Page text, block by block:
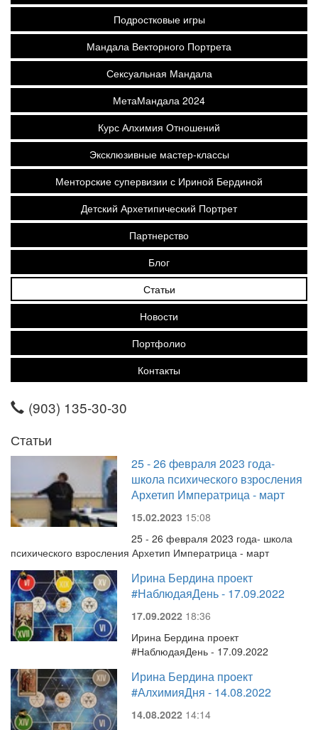
Подростковые игры
Мандала Векторного Портрета
Сексуальная Мандала
МетаМандала 2024
Курс Алхимия Отношений
Эксклюзивные мастер-классы
Менторские супервизии с Ириной Бердиной
Детский Архетипический Портрет
Партнерство
Блог
Статьи
Новости
Портфолио
Контакты
(903) 135-30-30
Статьи
25 - 26 февраля 2023 года-
школа психического взросления
Архетип Императрица - март
15.02.2023 15:08
25 - 26 февраля 2023 года- школа
психического взросления Архетип Императрица - март
Ирина Бердина проект
#НаблюдаяДень - 17.09.2022
17.09.2022 18:36
Ирина Бердина проект
#НаблюдаяДень - 17.09.2022
Ирина Бердина проект
#АлхимияДня - 14.08.2022
14.08.2022 14:14